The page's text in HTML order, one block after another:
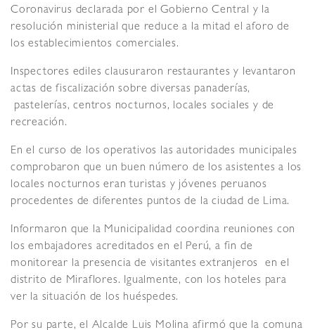
Coronavirus declarada por el Gobierno Central y la
resolución ministerial que reduce a la mitad el aforo de
los establecimientos comerciales.
Inspectores ediles clausuraron restaurantes y levantaron
actas de fiscalización sobre diversas panaderías,
pastelerías, centros nocturnos, locales sociales y de
recreación.
En el curso de los operativos las autoridades municipales
comprobaron que un buen número de los asistentes a los
locales nocturnos eran turistas y jóvenes peruanos
procedentes de diferentes puntos de la ciudad de Lima.
Informaron que la Municipalidad coordina reuniones con
los embajadores acreditados en el Perú, a fin de
monitorear la presencia de visitantes extranjeros en el
distrito de Miraflores. Igualmente, con los hoteles para
ver la situación de los huéspedes.
Por su parte, el Alcalde Luis Molina afirmó que la comuna